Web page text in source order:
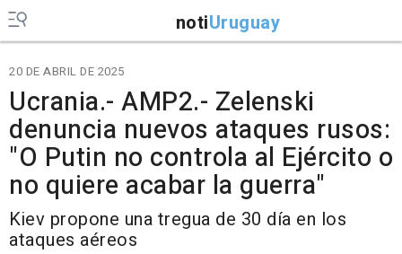
notiUruguay
20 DE ABRIL DE 2025
Ucrania.- AMP2.- Zelenski
denuncia nuevos ataques rusos:
"O Putin no controla al Ejército o
no quiere acabar la guerra"
Kiev propone una tregua de 30 día en los
ataques aéreos